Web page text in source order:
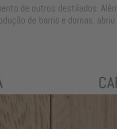
de outros destilados.
de barris e dornas,